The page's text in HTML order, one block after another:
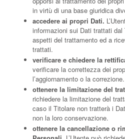
in virtù di una base giuridica
accedere ai propri Dati.
informazioni sui Dati trattati
aspetti del trattamento ed a
trattati.
verificare e chiedere la
verificare la correttezza dei
l’aggiornamento o la correzione.
ottenere la limitazione del
richiedere la limitazione del
caso il Titolare non tratterà i
non la loro conservazione.
ottenere la cancellazione o